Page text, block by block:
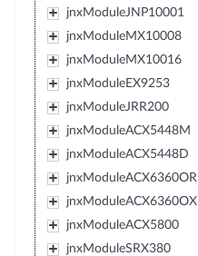
jnxModuleJNP10001
jnxModuleMX10008
jnxModuleMX10016
jnxModuleEX9253
jnxModuleJRR200
jnxModuleACX5448M
jnxModuleACX5448D
jnxModuleACX6360OR
jnxModuleACX6360OX
jnxModuleACX5800
jnxModuleSRX380